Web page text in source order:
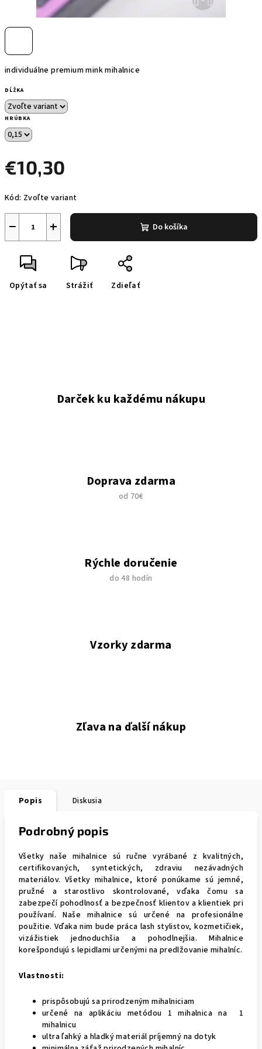
individuálne premium mink mihalnice
DĹŽKA
HRÚBKA
€10,30
cena:
Kód: Zvoľte variant
+
− Do košíka
Opýtať sa Strážiť Zdieľať
Darček ku každému nákupu
Doprava zdarma
od 70€
Rýchle doručenie
do 48 hodín
Vzorky zdarma
Zľava na ďalší nákup
Popis Diskusia
Podrobný popis
Všetky naše mihalnice sú ručne vyrábané z kvalitných,
certifikovaných, syntetických, zdraviu nezávadných
materiálov. Všetky mihalnice, ktoré ponúkame sú jemné,
pružné a starostlivo skontrolované, vďaka čomu sa
zabezpečí pohodlnosť a bezpečnosť klientov a klientiek pri
používaní. Naše mihalnice sú určené na profesionálne
použitie. Vďaka nim bude práca lash stylistov, kozmetičiek,
vizážistiek jednoduchšia a pohodlnejšia. Mihalnice
korešpondujú s lepidlami určenými na predlžovanie mihalníc.
Vlastnosti:
prispôsobujú sa prirodzeným mihalniciam
určené na aplikáciu metódou 1 mihalnica na 1
mihalnicu
ultra ľahký a hladký materiál príjemný na dotyk